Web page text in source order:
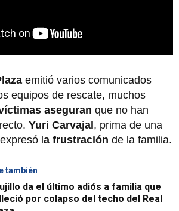
emitió varios comunicados
equipos de rescate, muchos
aseguran que no han
Yuri Carvajal , prima de una
l a frustración de la familia.
también
da el último adiós a familia que
por colapso del techo del Real